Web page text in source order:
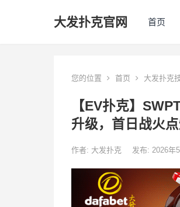
大发扑克官网 首页
您的位置 首页 大发扑克
【EV扑克】
升级，首日战火
作者: 大发扑克 发布: 2026年